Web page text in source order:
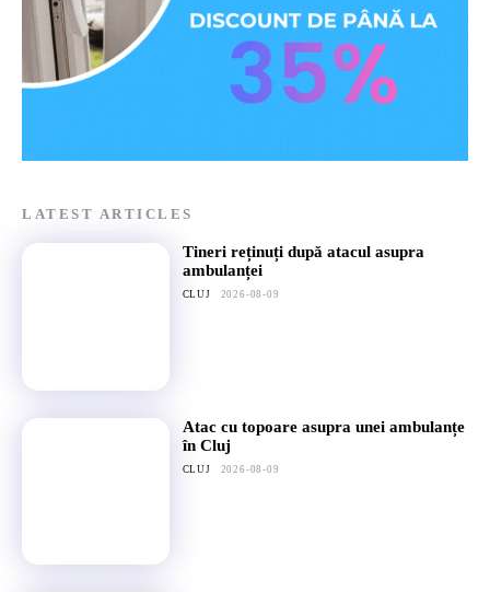
LATEST ARTICLES
Tineri reținuți după atacul asupra
ambulanței
CLUJ 2026-08-09
Atac cu topoare asupra unei ambulanțe
în Cluj
CLUJ 2026-08-09